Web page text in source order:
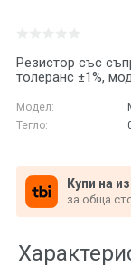
Резистор със
толеранс ±1%,
Модел:
Тегло:
Купи на
за обща